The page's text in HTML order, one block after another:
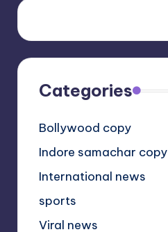
Categories
Bollywood copy
Indore samachar copy
International news
sports
Viral news